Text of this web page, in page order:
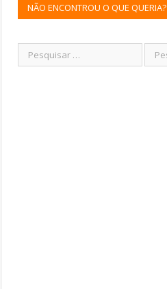
NÃO ENCONTROU O QUE QUERIA?